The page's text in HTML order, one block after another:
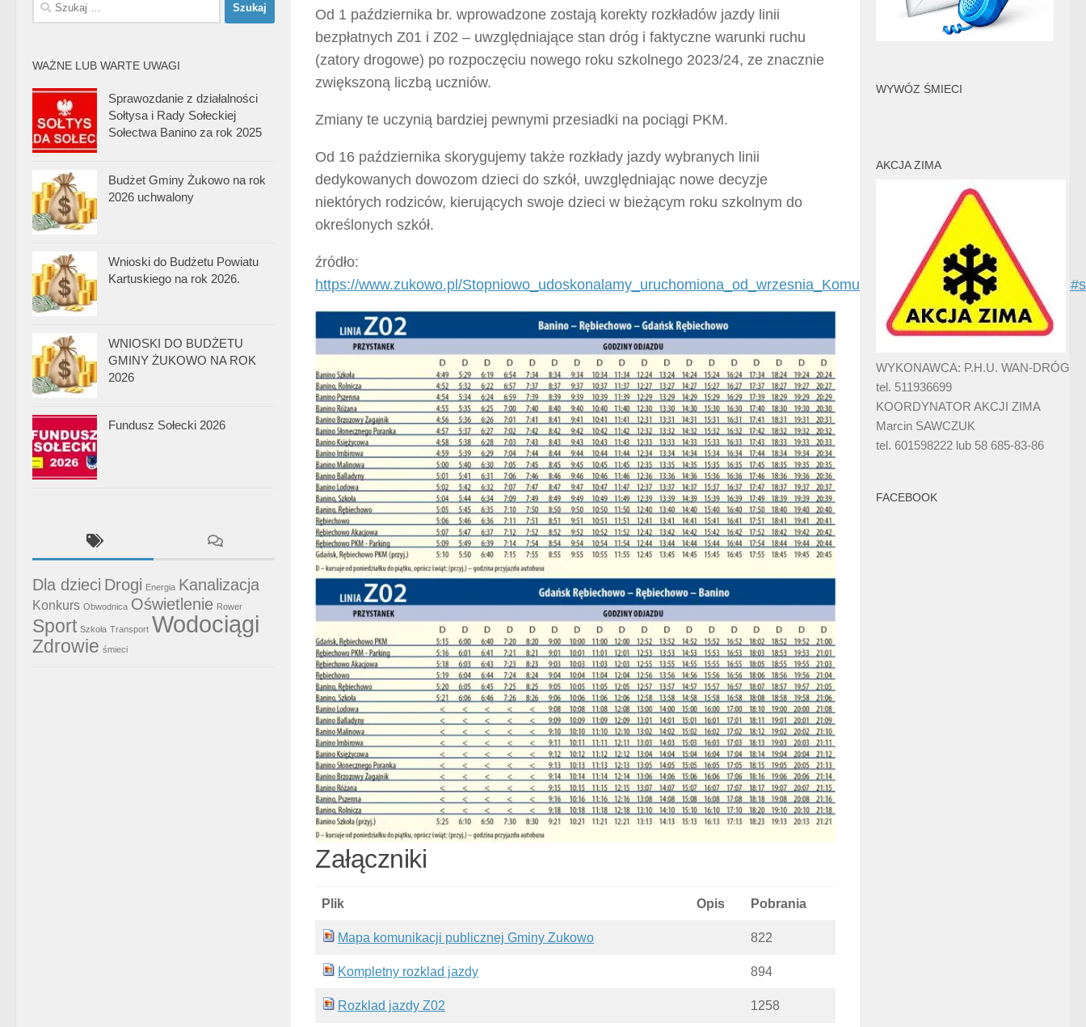
Od 1 października br. wprowadzone zostają korekty rozkładów jazdy linii
bezpłatnych Z01 i Z02 – uwzględniające stan dróg i faktyczne warunki ruchu
(zatory drogowe) po rozpoczęciu nowego roku szkolnego 2023/24, ze znacznie
zwiększoną liczbą uczniów.
Zmiany te uczynią bardziej pewnymi przesiadki na pociągi PKM.
Od 16 października skorygujemy także rozkłady jazdy wybranych linii
dedykowanych dowozom dzieci do szkół, uwzględniając nowe decyzje
niektórych rodziców, kierujących swoje dzieci w bieżącym roku szkolnym do
określonych szkół.
źródło:
https://www.zukowo.pl/
Załączniki
Plik Opis Pobrania
Mapa komunikacji publicznej Gminy Zukowo 822
Kompletny rozklad jazdy 894
Rozklad jazdy Z02 1258
WAŻNE LUB WARTE UWAGI
Sprawozdanie z działalności
Sołtysa i Rady Sołeckiej
Sołectwa Banino za rok 2025
Budżet Gminy Żukowo na rok
2026 uchwalony
Wnioski do Budżetu Powiatu
Kartuskiego na rok 2026.
WNIOSKI DO BUDŻETU
GMINY ŻUKOWO NA ROK
2026
Fundusz Sołecki 2026
Dla dzieci Drogi Energia Kanalizacja
Konkurs Obwodnica Oświetlenie Rower
Sport Szkoła Transport Wodociągi
Zdrowie śmieci
WYWÓZ ŚMIECI
AKCJA ZIMA
WYKONAWCA: P.H.U. WAN-DRÓG
tel. 511936699
KOORDYNATOR AKCJI ZIMA
Marcin SAWCZUK
tel. 601598222 lub 58 685-83-86
FACEBOOK